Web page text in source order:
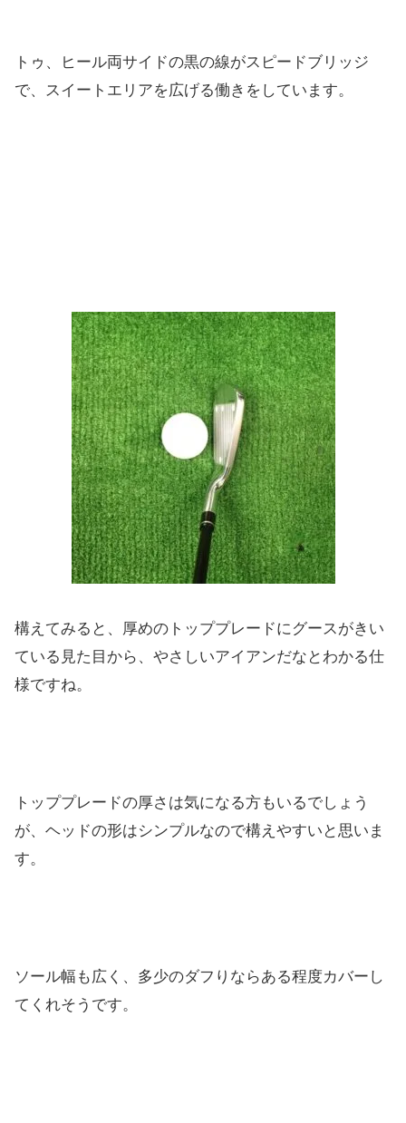
トゥ、ヒール両サイドの黒の線がスピードブリッジ
で、 スイートエリアを広げる働きをしています。
構えてみると、 厚めのトッププレードにグースがきい
ている見た目から、 やさしいアイアンだなとわかる仕
様ですね。
トッププレードの厚さは気になる方もいるでしょう
が、 ヘッドの形はシンプルなので構えやすいと思いま
す。
ソール幅も広く、 多少のダフりならある程度カバーし
てくれそうです。